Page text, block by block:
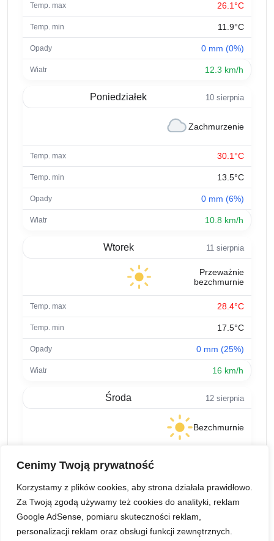
Cenimy Twoją prywatność
Korzystamy z plików cookies, aby strona działała prawidłowo.
Za Twoją zgodą używamy też cookies do analityki, reklam
Google AdSense, pomiaru skuteczności reklam,
personalizacji reklam oraz obsługi funkcji zewnętrznych.
26.1°C
11.9°C
0 mm (0%)
12.3 km/h
Poniedziałek 10 sierpnia
Zachmurzenie
30.1°C
13.5°C
0 mm (6%)
10.8 km/h
Wtorek 11 sierpnia
Przeważnie
bezchmurnie
28.4°C
17.5°C
0 mm (25%)
16 km/h
Środa 12 sierpnia
Bezchmurnie
0 mm (7%)